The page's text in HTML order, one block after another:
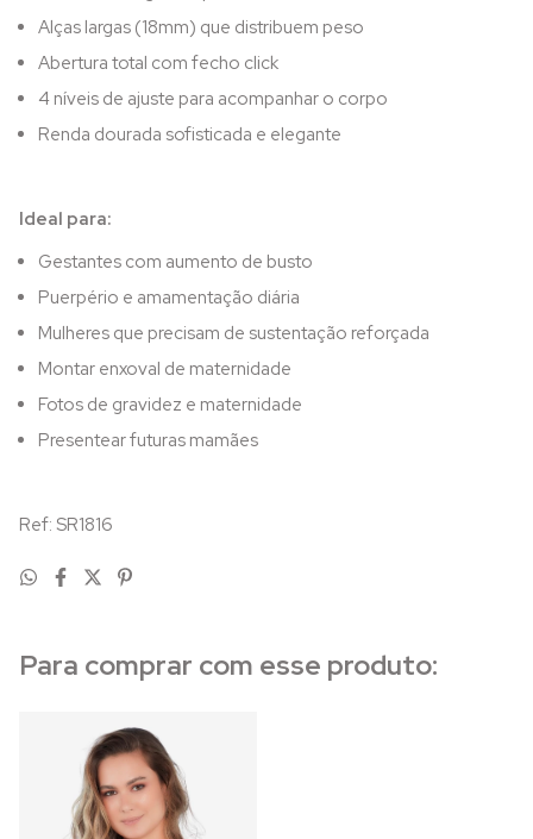
Alças largas (18mm) que distribuem peso
Abertura total com fecho click
4 níveis de ajuste para acompanhar o corpo
Renda dourada sofisticada e elegante
Ideal para:
Gestantes com aumento de busto
Puerpério e amamentação diária
Mulheres que precisam de sustentação reforçada
Montar enxoval de maternidade
Fotos de gravidez e maternidade
Presentear futuras mamães
Ref: SR1816
Para comprar com esse produto: